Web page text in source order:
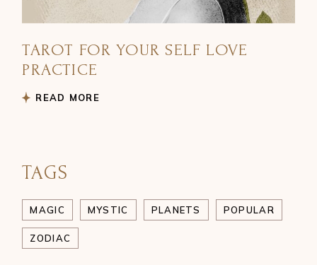
TAROT FOR YOUR SELF LOVE
PRACTICE
READ MORE
TAGS
MAGIC MYSTIC PLANETS POPULAR
ZODIAC